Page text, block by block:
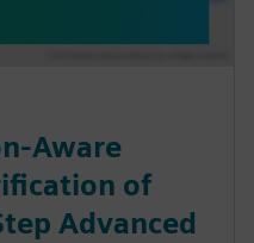
Aware
of
Advanced